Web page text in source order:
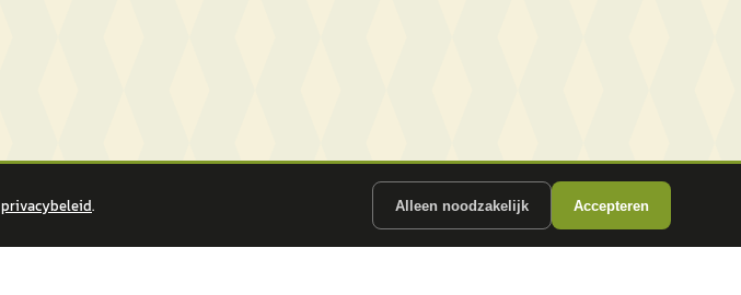
privacybeleid. Alleen noodzakelijk Accepteren